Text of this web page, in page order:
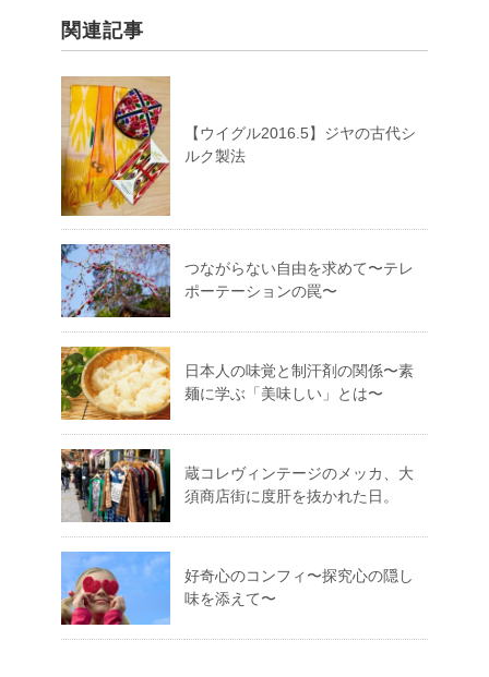
関連記事
【ウイグル2016.5】ジヤの古代シ
ルク製法
つながらない自由を求めて〜テレ
ポーテーションの罠〜
日本人の味覚と制汗剤の関係〜素
麺に学ぶ「美味しい」とは〜
蔵コレヴィンテージのメッカ、大
須商店街に度肝を抜かれた日。
好奇心のコンフィ〜探究心の隠し
味を添えて〜